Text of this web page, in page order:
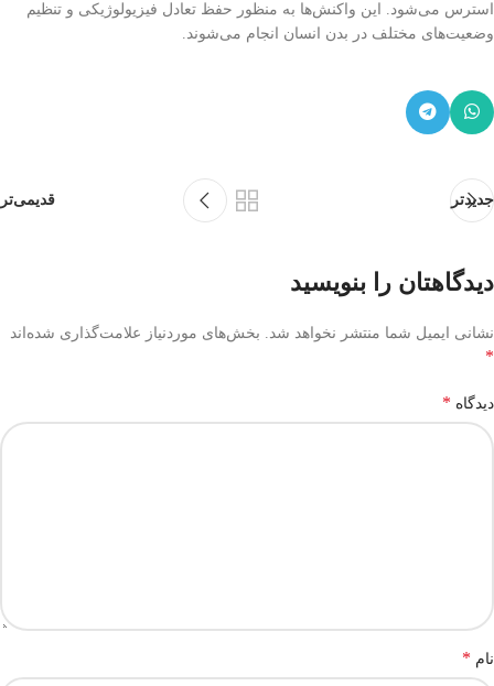
استرس می‌شود. این واکنش‌ها به منظور حفظ تعادل فیزیولوژیکی و تنظیم
وضعیت‌های مختلف در بدن انسان انجام می‌شوند.
جدیدتر قدیمی‌تر
دیدگاهتان را بنویسید
نشانی ایمیل شما منتشر نخواهد شد. بخش‌های موردنیاز علامت‌گذاری شده‌اند
*
دیدگاه *
نام *